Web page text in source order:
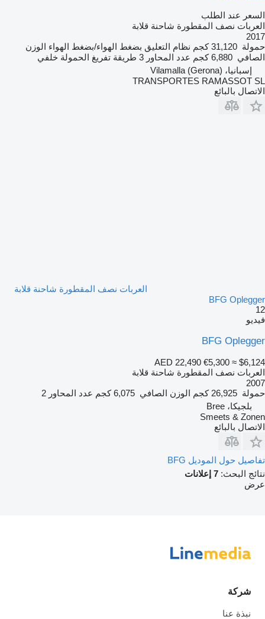
السعر عند الطلب
العربات نصف المقطورة شاحنة قلابة
2017
حمولة 31,120 كجم نظام التعليق بضغط الهواء/بضغط الهواء الوزن
الصافي 6,880 كجم عدد المحاور 3 طريقة تفريغ الحمولة خلفي
إسبانيا، Vilamalla (Gerona)
TRANSPORTES RAMASSOT SL
الاتصال بالبائع
العربات نصف المقطورة شاحنة قلابة
BFG Oplegger
12
فيديو
BFG Oplegger
AED 22,490 €5,300 ≈ $6,124
العربات نصف المقطورة شاحنة قلابة
2007
حمولة 26,925 كجم الوزن الصافي 6,075 كجم عدد المحاور 2
بلجيكا، Bree
Smeets & Zonen
الاتصال بالبائع
تفاصيل حول الموديل BFG
نتائج البحث: 7 إعلانات
عرض
شركة
نبذة عنا